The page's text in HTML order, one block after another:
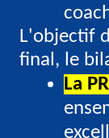
L'objectif
final, le
La